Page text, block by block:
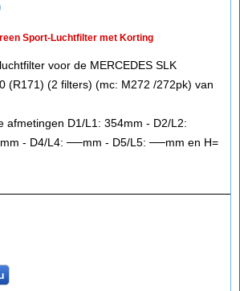
Sport-Luchtfilter met Korting
voor de MERCEDES SLK
(R171) (2 filters) (mc: M272 /272pk) van
afmetingen D1/L1: 354mm - D2/L2:
- D4/L4: ──mm - D5/L5: ──mm en H=